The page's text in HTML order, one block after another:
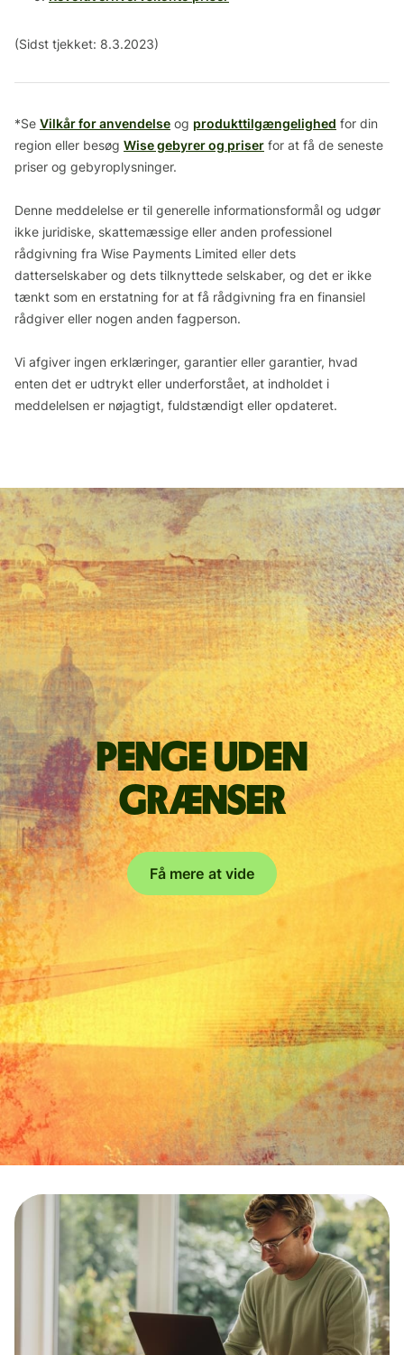
(Sidst tjekket: 8.3.2023)
*Se Vilkår for anvendelse og produkttilgængelighed for din
region eller besøg Wise gebyrer og priser for at få de seneste
priser og gebyroplysninger.
Denne meddelelse er til generelle informationsformål og udgør
ikke juridiske, skattemæssige eller anden professionel
rådgivning fra Wise Payments Limited eller dets
datterselskaber og dets tilknyttede selskaber, og det er ikke
tænkt som en erstatning for at få rådgivning fra en finansiel
rådgiver eller nogen anden fagperson.
Vi afgiver ingen erklæringer, garantier eller garantier, hvad
enten det er udtrykt eller underforstået, at indholdet i
meddelelsen er nøjagtigt, fuldstændigt eller opdateret.
Penge uden
grænser
Få mere at vide